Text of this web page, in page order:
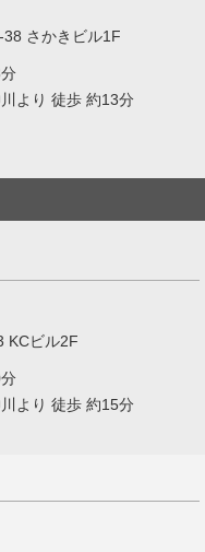
さかきビル1F
より 徒歩 約13分
KCビル2F
より 徒歩 約15分